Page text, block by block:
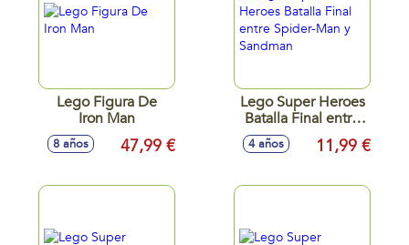
Lego Figura De
Iron Man
8 años 47,99 €
Lego Super Heroes
Batalla Final entre
Spider-Man y
Sandman
4 años 11,99 €